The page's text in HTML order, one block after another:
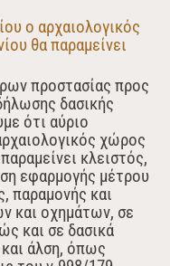
ο αρχαιολογικός
θα παραμείνει
προστασίας προς
δασικής
ότι αύριο
χώρος
κλειστός,
εφαρμογής μέτρου
παραμονής και
και οχημάτων, σε
και σε δασικά
άλση, όπως